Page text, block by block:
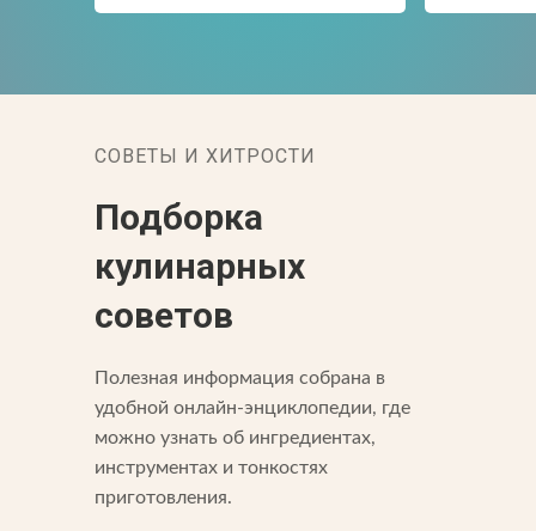
СОВЕТЫ И ХИТРОСТИ
Подборка
кулинарных
советов
Полезная информация собрана в
удобной онлайн-энциклопедии, где
можно узнать об ингредиентах,
инструментах и тонкостях
приготовления.